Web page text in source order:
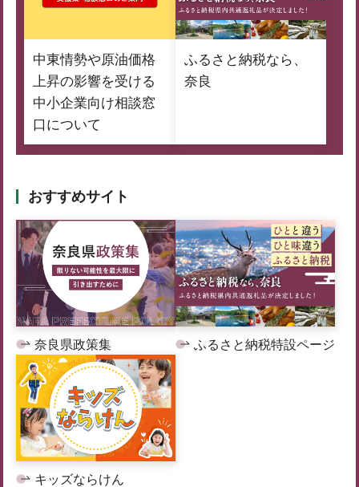
中東情勢や原油価格
上昇の影響を受ける
中小企業向け相談窓
口について
ふるさと納税なら、
奈良
おすすめサイト
奈良県政策集 ふるさと納税特設ページ
キッズならけん